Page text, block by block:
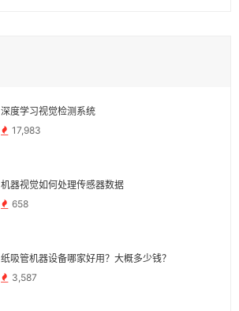
深度学习视觉检测系统
17,983
机器视觉如何处理传感器数据
658
纸吸管机器设备哪家好用？大概多少钱？
3,587